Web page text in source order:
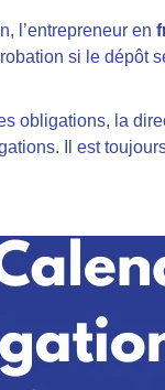
l’entrepreneur en
si le dépôt
obligations, la
Il est